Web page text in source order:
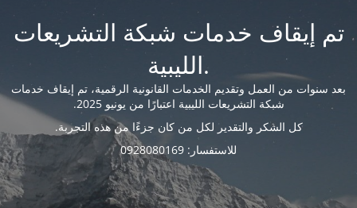
تم إيقاف خدمات شبكة التشريعات
الليبية.
بعد سنوات من العمل وتقديم الخدمات القانونية الرقمية، تم إيقاف خدمات
شبكة التشريعات الليبية اعتبارًا من يونيو 2025.
كل الشكر والتقدير لكل من كان جزءًا من هذه التجربة.
للاستفسار: 0928080169